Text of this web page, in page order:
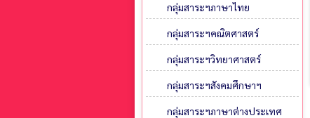
กลุ่มสาระฯภาษาไทย
กลุ่มสาระฯคณิตศาสตร์
กลุ่มสาระฯวิทยาศาสตร์
กลุ่มสาระฯสังคมศึกษาฯ
กลุ่มสาระฯภาษาต่างประเทศ